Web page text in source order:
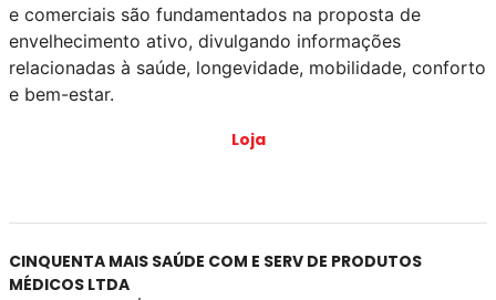
e comerciais são fundamentados na proposta de
envelhecimento ativo, divulgando informações
relacionadas à saúde, longevidade, mobilidade, conforto
e bem-estar.
Loja
CINQUENTA MAIS SAÚDE COM E SERV DE PRODUTOS
MÉDICOS LTDA